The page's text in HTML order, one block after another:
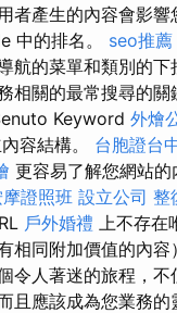
者產生的內容會影響
中的排名。 seo推薦
航的菜單和類別的
相關的最常搜尋的關
Keyword 外燴
容結構。 台胞證台
更容易了解您網站
證照班 設立公司 整
戶外婚禮 上不存在
相同附加價值的內容
令人著迷的旅程，
且應該成為您業務的